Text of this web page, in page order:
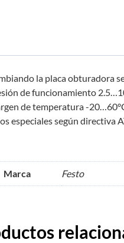
la placa obturadora
de funcionamiento
de temperatura -
especiales según directiva
Marca Festo